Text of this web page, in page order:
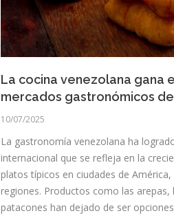
La cocina venezolana gana
mercados gastronómicos
10/07/2025
La gastronomía venezolana ha
internacional que se refleja en la
platos típicos en ciudades de
regiones. Productos como las arepas,
patacones han dejado de ser